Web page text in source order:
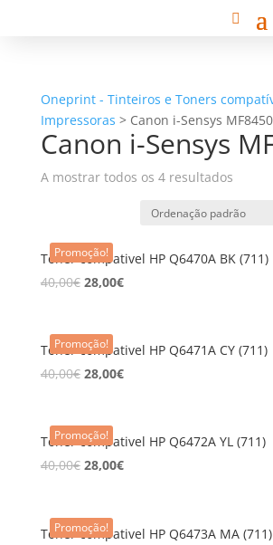
Oneprint - Tinteiros e Toners
Impressoras > Canon i-Sensys MF8450
Canon i-Sensys
A mostrar todos os 4 resultados
Promoção!
Toner compativel HP Q6470A BK (711)
40,00€ 28,00€
Promoção!
Toner compativel HP Q6471A CY (711)
40,00€ 28,00€
Promoção!
Toner compativel HP Q6472A YL (711)
40,00€ 28,00€
Promoção!
Toner compativel HP Q6473A MA (711)